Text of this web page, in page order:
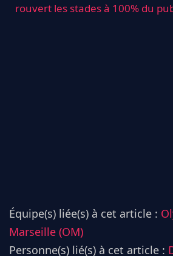
rouvert les stades à 100% du
Équipe(s) liée(s) à cet article :
Marseille (OM)
Personne(s) lié(s) à cet article :